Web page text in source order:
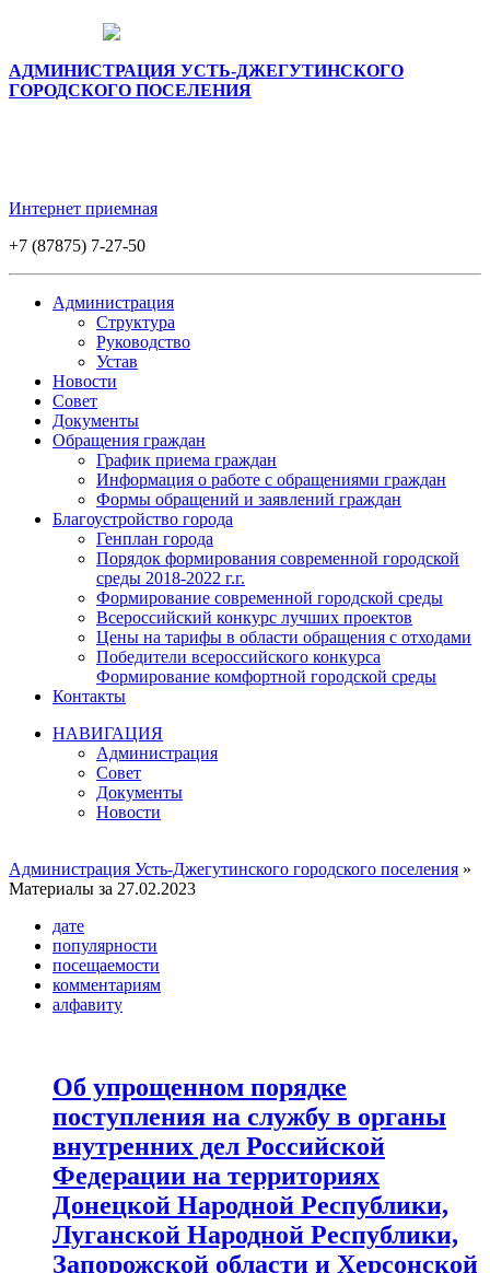
АДМИНИСТРАЦИЯ УСТЬ-ДЖЕГУТИНСКОГО
ГОРОДСКОГО ПОСЕЛЕНИЯ
Интернет приемная
+7 (87875) 7-27-50
Администрация
Структура
Руководство
Устав
Новости
Совет
Документы
Обращения граждан
График приема граждан
Информация о работе с обращениями граждан
Формы обращений и заявлений граждан
Благоустройство города
Генплан города
Порядок формирования современной городской
среды 2018-2022 г.г.
Формирование современной городской среды
Всероссийский конкурс лучших проектов
Цены на тарифы в области обращения с отходами
Победители всероссийского конкурса
Формирование комфортной городской среды
Контакты
НАВИГАЦИЯ
Администрация
Совет
Документы
Новости
Администрация Усть-Джегутинского городского поселения »
Материалы за 27.02.2023
дате
популярности
посещаемости
комментариям
алфавиту
Об упрощенном порядке
поступления на службу в органы
внутренних дел Российской
Федерации на территориях
Донецкой Народной Республики,
Луганской Народной Республики,
Запорожской области и Херсонской